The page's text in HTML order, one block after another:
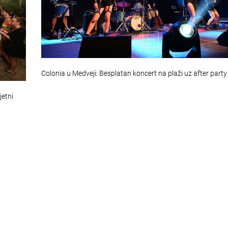
Colonia u Medveji: Besplatan koncert na plaži uz after